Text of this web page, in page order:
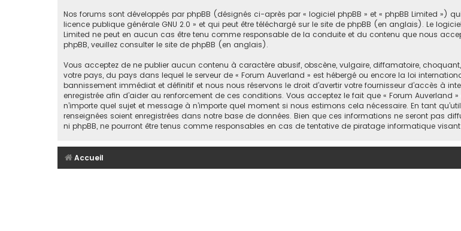
Nos forums sont développés par phpBB (désignés ci-après par « logiciel phpBB » et « phpBB Limited »)
licence publique générale GNU 2.0 » et qui peut être téléchargé sur le site de phpBB (en anglais). Le
Limited ne peut en aucun cas être tenu comme responsable de la conduite et du contenu que nous
phpBB, veuillez consulter le site de phpBB (en anglais).
Vous acceptez de ne publier aucun contenu à caractère abusif, obscène, vulgaire, diffamatoire,
votre pays, du pays dans lequel le serveur de « Forum Auverland » est hébergé ou encore la loi
bannissement immédiat et définitif et nous nous réservons le droit d’avertir votre fournisseur d’accès à
enregistrée afin d’aider au renforcement de ces conditions. Vous acceptez le fait que « Forum Auverland
n’importe quel sujet et message à n’importe quel moment si nous estimons cela nécessaire. En tant
renseignées soient enregistrées dans notre base de données. Bien que ces informations ne seront pas
ni phpBB, ne pourront être tenus comme responsables en cas de tentative de piratage informatique
Accueil